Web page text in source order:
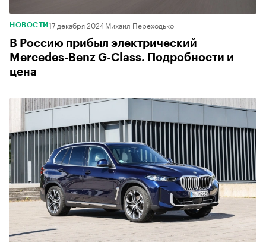
НОВОСТИ 17 декабря 2024Михаил Переходько
В Россию прибыл электрический
Mercedes-Benz G-Class. Подробности и
цена